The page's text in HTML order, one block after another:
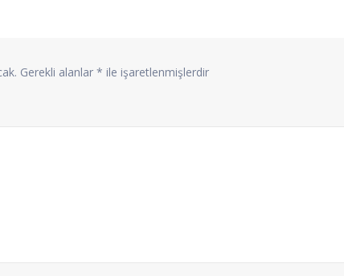
Gerekli alanlar * ile işaretlenmişlerdir